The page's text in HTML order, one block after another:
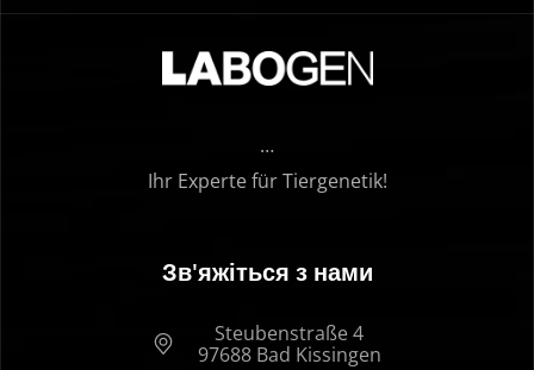
…
Ihr Experte für Tiergenetik!
Зв'яжіться з нами
Steubenstraße 4
97688 Bad Kissingen